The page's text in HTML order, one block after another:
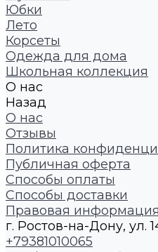
Юбки
Лето
Корсеты
Одежда для дома
Школьная коллекция
О нас
Назад
О нас
Отзывы
Политика
Публичная оферта
Способы оплаты
Способы доставки
Правовая информация
г. Ростов-на-Дону, ул.
+79381010065